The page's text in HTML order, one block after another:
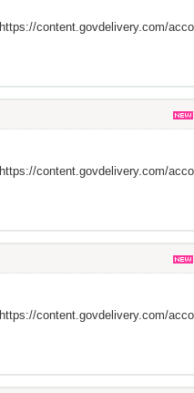
https://content.govdelivery.com/
https://content.govdelivery.com/
https://content.govdelivery.com/